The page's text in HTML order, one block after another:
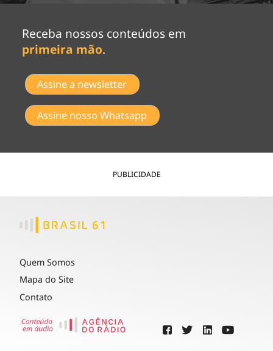
Receba nossos conteúdos em
primeira mão.
Assine a newsletter
Assine nosso Whatsapp
PUBLICIDADE
Quem Somos
Mapa do Site
Contato